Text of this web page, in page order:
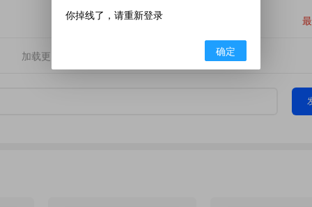
加载更多
你掉线了，请重新登录
确定